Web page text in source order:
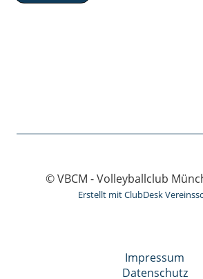
© VBCM - Volleyballclub
Erstellt mit ClubDesk
Impressum
Datenschutz